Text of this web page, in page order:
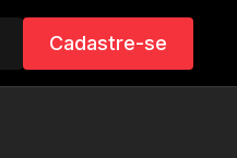
Cadastre-se